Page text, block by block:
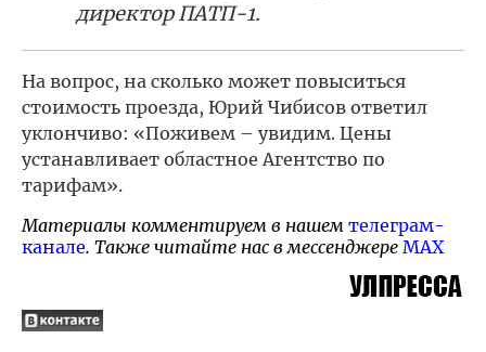
директор ПАТП-1.
На вопрос, на сколько может повыситься
стоимость проезда, Юрий Чибисов ответил
уклончиво: «Поживем – увидим. Цены
устанавливает областное Агентство по
тарифам».
Материалы комментируем в нашем телеграм-
канале. Также читайте нас в мессенджере MAX